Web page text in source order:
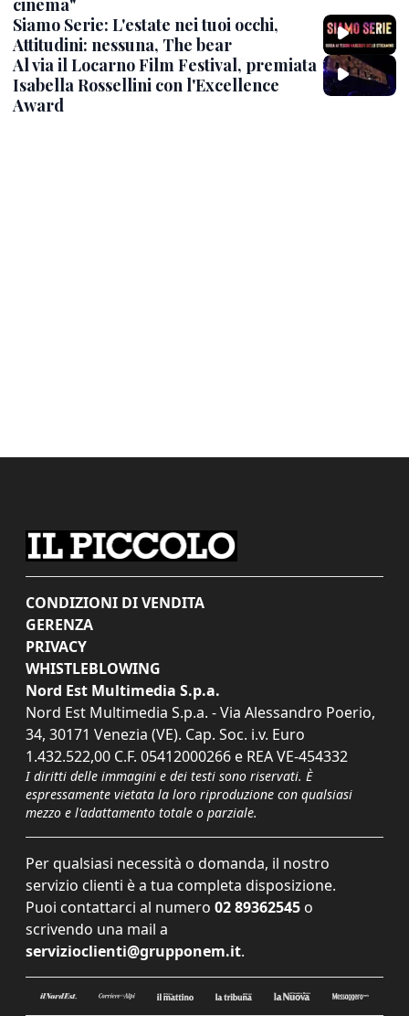
cinema"
Siamo Serie: L'estate nei tuoi occhi,
Attitudini: nessuna, The bear
Al via il Locarno Film Festival, premiata
Isabella Rossellini con l'Excellence
Award
CONDIZIONI DI VENDITA
GERENZA
PRIVACY
WHISTLEBLOWING
Nord Est Multimedia S.p.a.
Nord Est Multimedia S.p.a. - Via Alessandro Poerio,
34, 30171 Venezia (VE). Cap. Soc. i.v. Euro
1.432.522,00 C.F. 05412000266 e REA VE-454332
I diritti delle immagini e dei testi sono riservati. È
espressamente vietata la loro riproduzione con qualsiasi
mezzo e l'adattamento totale o parziale.
Per qualsiasi necessità o domanda, il nostro
servizio clienti è a tua completa disposizione.
Puoi contattarci al numero 02 89362545 o
scrivendo una mail a
servizioclienti@grupponem.it.